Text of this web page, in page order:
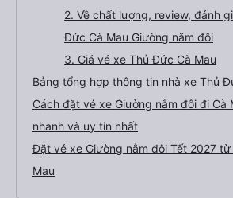
2. Về chất lượng, review, đánh
Đức Cà Mau Giường nằm đôi
3. Giá vé xe Thủ Đức Cà Mau
Bảng tổng hợp thông tin nhà xe Thủ
Cách đặt vé xe Giường nằm đôi đi Cà
nhanh và uy tín nhất
Đặt vé xe Giường nằm đôi Tết 2027
Mau